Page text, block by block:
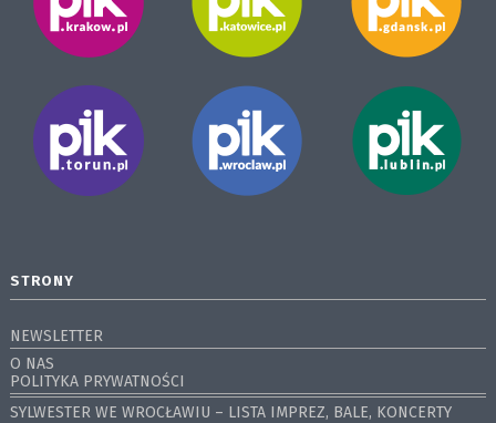
STRONY
NEWSLETTER
O NAS
POLITYKA PRYWATNOŚCI
SYLWESTER WE WROCŁAWIU – LISTA IMPREZ, BALE, KONCERTY